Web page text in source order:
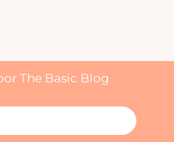
The Basic Blog